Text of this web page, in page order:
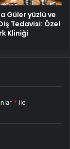
Güler yüzlü ve
Tedavisi: Özel
Kliniği
* ile